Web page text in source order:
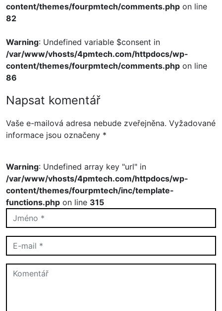
content/themes/fourpmtech/comments.php on line
82
Warning: Undefined variable $consent in
/var/www/vhosts/4pmtech.com/httpdocs/wp-
content/themes/fourpmtech/comments.php on line
86
Napsat komentář
Vaše e-mailová adresa nebude zveřejněna. Vyžadované
informace jsou označeny *
Warning: Undefined array key "url" in
/var/www/vhosts/4pmtech.com/httpdocs/wp-
content/themes/fourpmtech/inc/template-
functions.php on line 315